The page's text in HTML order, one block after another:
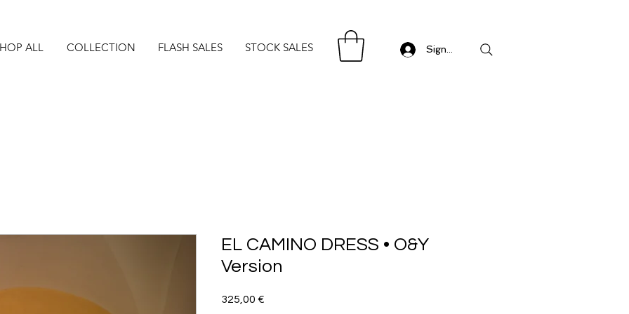
ALL COLLECTION FLASH SALES STOCK SALES Sign in/ Log in
EL CAMINO DRESS • O&Y
Version
325,00 €